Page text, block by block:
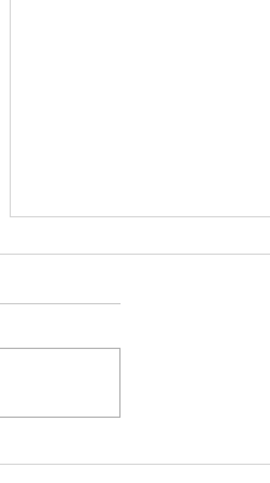
Mais Quel été !!!
Nous avons eu la chance de